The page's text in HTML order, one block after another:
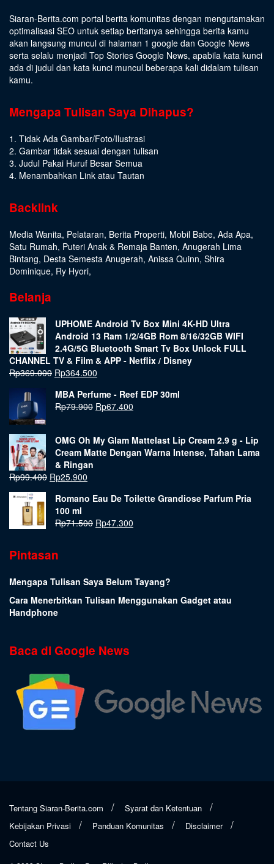
Siaran-Berita.com portal berita komunitas dengan mengutamakan
optimalisasi SEO untuk setiap beritanya sehingga berita kamu
akan langsung muncul di halaman 1 google dan Google News
serta selalu menjadi Top Stories Google News, apabila kata kunci
ada di judul dan kata kunci muncul beberapa kali didalam tulisan
kamu.
Mengapa Tulisan Saya Dihapus?
1. Tidak Ada Gambar/Foto/Ilustrasi
2. Gambar tidak sesuai dengan tulisan
3. Judul Pakai Huruf Besar Semua
4. Menambahkan Link atau Tautan
Backlink
Media Wanita, Pelataran, Berita Properti, Mobil Babe, Ada Apa,
Satu Rumah, Puteri Anak & Remaja Banten, Anugerah Lima
Bintang, Desta Semesta Anugerah, Anissa Quinn, Shira
Dominique, Ry Hyori,
Belanja
UPHOME Android Tv Box Mini 4K-HD Ultra
Android 13 Ram 1/2/4GB Rom 8/16/32GB WIFI
2.4G/5G Bluetooth Smart Tv Box Unlock FULL
CHANNEL TV & Film & APP - Netflix / Disney
Rp369.000 Rp364.500
MBA Perfume - Reef EDP 30ml
Rp79.900 Rp67.400
OMG Oh My Glam Mattelast Lip Cream 2.9 g - Lip
Cream Matte Dengan Warna Intense, Tahan Lama
& Ringan
Rp99.400 Rp25.900
Romano Eau De Toilette Grandiose Parfum Pria
100 ml
Rp71.500 Rp47.300
Pintasan
Mengapa Tulisan Saya Belum Tayang?
Cara Menerbitkan Tulisan Menggunakan Gadget atau
Handphone
Baca di Google News
Tentang Siaran-Berita.com
Syarat dan Ketentuan
Kebijakan Privasi
Panduan Komunitas
Disclaimer
Contact Us